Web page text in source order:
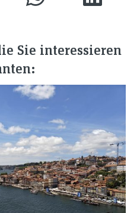
Sie interessieren